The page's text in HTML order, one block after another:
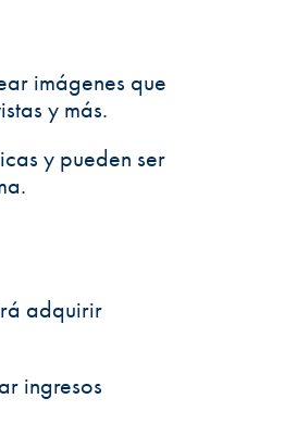
imágenes que
y más.
y pueden ser
adquirir
ingresos